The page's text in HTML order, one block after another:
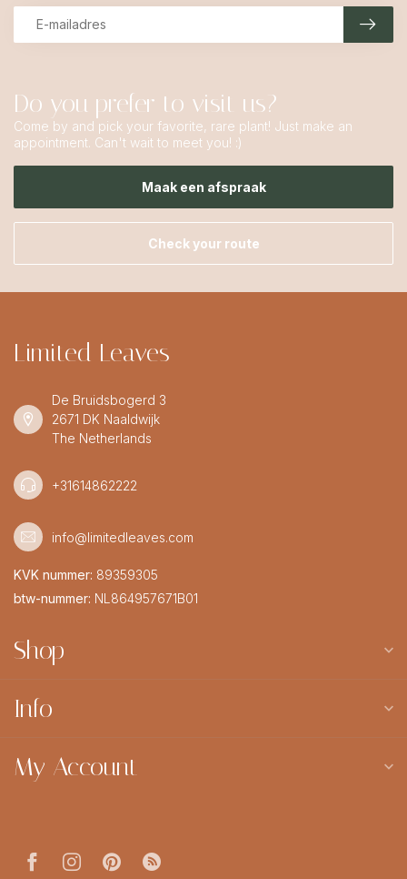
Do you prefer to visit us?
Come by and pick your favorite, rare plant! Just make an
appointment. Can't wait to meet you! :)
Maak een afspraak
Check your route
Limited Leaves
De Bruidsbogerd 3
2671 DK Naaldwijk
The Netherlands
+31614862222
info@limitedleaves.com
KVK nummer: 89359305
btw-nummer: NL864957671B01
Shop
Info
My Account